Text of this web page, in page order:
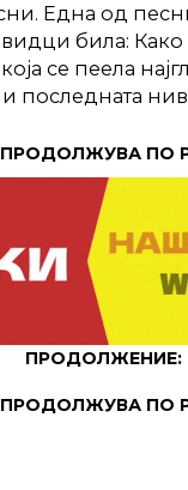
Една од
била: Како
се пеела
последната
ПРОДОЛЖУВА ПО
ПРОДОЛЖЕНИЕ:
ПРОДОЛЖУВА ПО